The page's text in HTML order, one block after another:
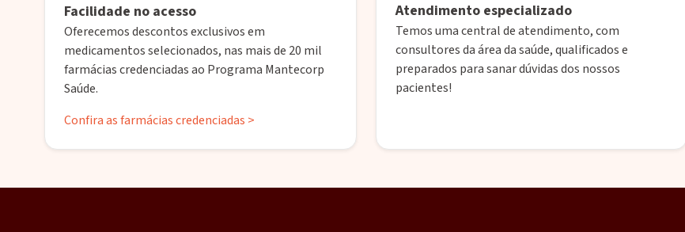
Facilidade no acesso
Oferecemos descontos exclusivos em
medicamentos selecionados, nas mais de 20 mil
farmácias credenciadas ao Programa Mantecorp
Saúde.
Confira as farmácias credenciadas >
Atendimento especializado
Temos uma central de atendimento, com
consultores da área da saúde, qualificados e
preparados para sanar dúvidas dos nossos
pacientes!